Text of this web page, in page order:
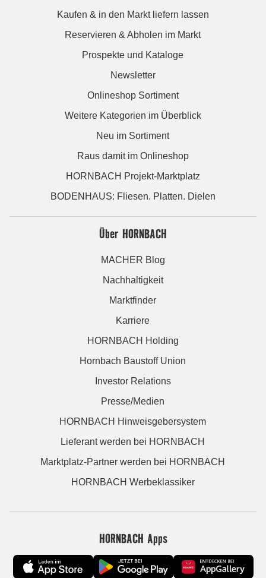
Kaufen & in den Markt liefern lassen
Reservieren & Abholen im Markt
Prospekte und Kataloge
Newsletter
Onlineshop Sortiment
Weitere Kategorien im Überblick
Neu im Sortiment
Raus damit im Onlineshop
HORNBACH Projekt-Marktplatz
BODENHAUS: Fliesen. Platten. Dielen
Über HORNBACH
MACHER Blog
Nachhaltigkeit
Marktfinder
Karriere
HORNBACH Holding
Hornbach Baustoff Union
Investor Relations
Presse/Medien
HORNBACH Hinweisgebersystem
Lieferant werden bei HORNBACH
Marktplatz-Partner werden bei HORNBACH
HORNBACH Werbeklassiker
HORNBACH Apps